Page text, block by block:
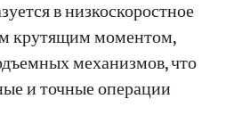
в низкоскоростное
крутящим моментом,
механизмов, что
и точные операции